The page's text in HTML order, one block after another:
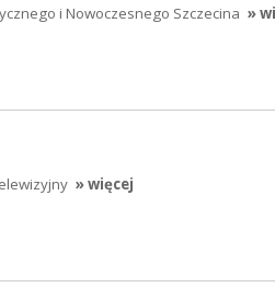
i Nowoczesnego Szczecina »
» więcej